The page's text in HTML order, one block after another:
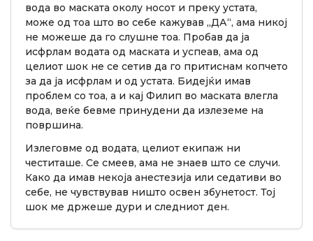
вода во маската околу носот и преку устата,
може од тоа што во себе кажував „ДА“, ама никој
не можеше да го слушне тоа. Пробав да ја
исфрлам водата од маската и успеав, ама од
целиот шок не се сетив да го притиснам копчето
за да ја исфрлам и од устата. Бидејќи имав
проблем со тоа, а и кај Филип во маската влегла
вода, веќе бевме принудени да излеземе на
површина.
Излеговме од водата, целиот екипаж ни
честиташе. Се смеев, ама не знаев што се случи.
Како да имав некоја анестезија или седативи во
себе, не чувствував ништо освен збунетост. Тој
шок ме држеше дури и следниот ден.